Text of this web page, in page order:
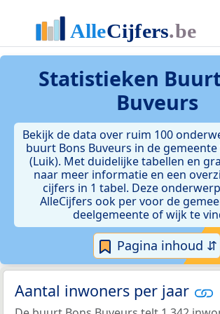
Statistieken
Buveurs
Bekijk de data over ruim 100
buurt Bons Buveurs in de gemeente
(Luik). Met duidelijke tabellen en
naar meer informatie en een
cijfers in 1 tabel. Deze
AlleCijfers ook per voor de
deelgemeente of wijk te
Pagina inhoud ⇵
Aantal inwoners per jaar